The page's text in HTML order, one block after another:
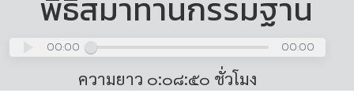
00:00 00:00
ความยาว ๐:๐๘:๕๐ ชั่วโมง